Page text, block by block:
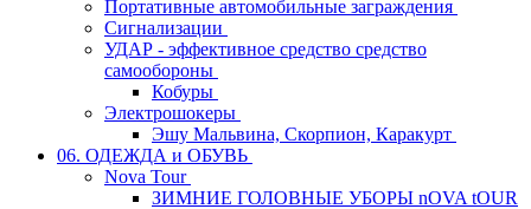
Портативные автомобильные заграждения
Сигнализации
УДАР - эффективное средство средство
самообороны
Кобуры
Электрошокеры
Эшу Мальвина, Скорпион, Каракурт
06. ОДЕЖДА и ОБУВЬ
Nova Tour
ЗИМНИЕ ГОЛОВНЫЕ УБОРЫ nOVA tOUR